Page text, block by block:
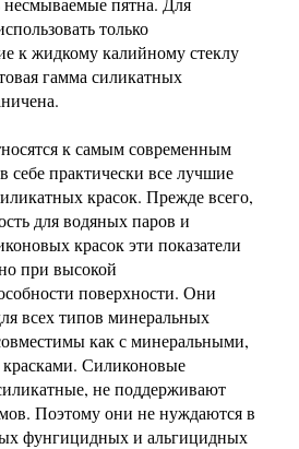
только
к жидкому калийному стеклу
гамма силикатных
к самым современным
себе практически все лучшие
красок. Прежде всего,
для водяных паров и
красок эти показатели
при высокой
поверхности. Они
всех типов минеральных
как с минеральными,
Силиконовые
не поддерживают
Поэтому они не нуждаются в
фунгицидных и альгицидных